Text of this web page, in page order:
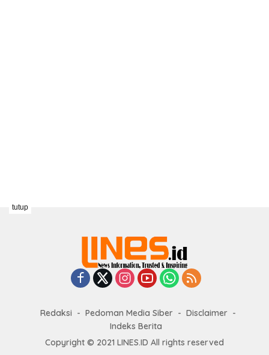
Redaksi Pedoman Media Siber
Disclaimer
Indeks Berita
Copyright © 2021 LINES.ID All rights reserved
tutup